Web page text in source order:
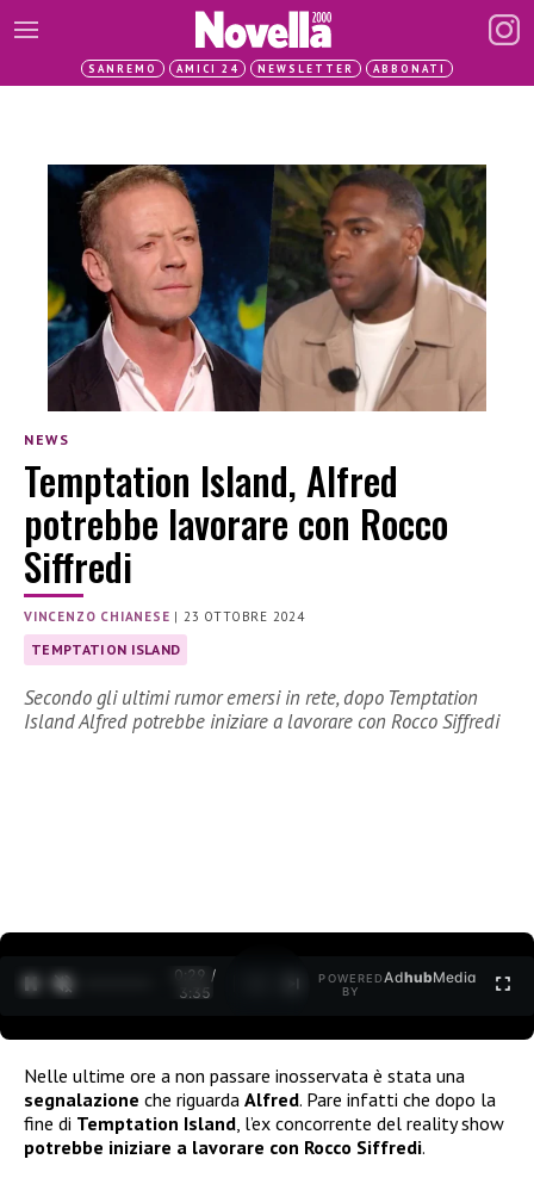
SANREMO AMICI 24 NEWSLETTER ABBONATI
NEWS
Temptation Island, Alfred
potrebbe lavorare con Rocco
Siffredi
VINCENZO CHIANESE |23 OTTOBRE 2024
TEMPTATION ISLAND
Secondo gli ultimi rumor emersi in rete, dopo Temptation
Island Alfred potrebbe iniziare a lavorare con Rocco Siffredi
0:30 /
3:35
POWERED
BY
AdhubMedia
Nelle ultime ore a non passare inosservata è stata una
segnalazione che riguarda Alfred. Pare infatti che dopo la
fine di Temptation Island , l’ex concorrente del reality show
potrebbe iniziare a lavorare con Rocco Siffredi.